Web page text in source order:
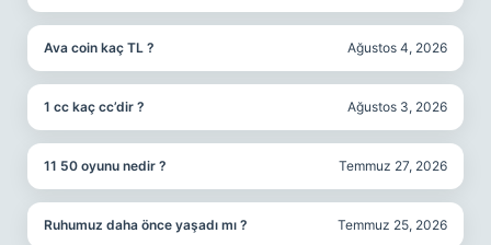
Ava coin kaç TL ? Ağustos 4, 2026
1 cc kaç cc’dir ? Ağustos 3, 2026
11 50 oyunu nedir ? Temmuz 27, 2026
Ruhumuz daha önce yaşadı mı ? Temmuz 25, 2026